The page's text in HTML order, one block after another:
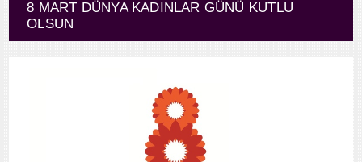
8 MART DÜNYA KADINLAR GÜNÜ KUTLU
OLSUN